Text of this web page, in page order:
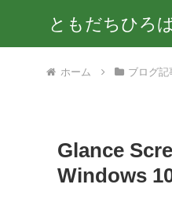
ともだちひろ
ホーム ブログ記
Glance
Windows